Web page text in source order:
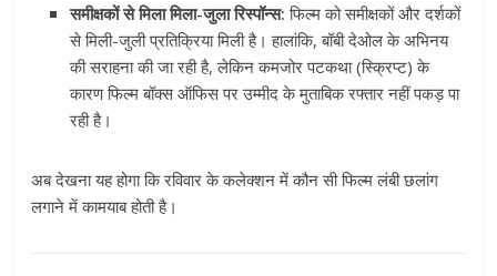
समीक्षकों से मिला मिला-जुला रिस्पॉन्स: फिल्म को समीक्षकों और दर्शकों
से मिली-जुली प्रतिक्रिया मिली है। हालांकि, बॉबी देओल के अभिनय
की सराहना की जा रही है, लेकिन कमजोर पटकथा (स्क्रिप्ट) के
कारण फिल्म बॉक्स ऑफिस पर उम्मीद के मुताबिक रफ्तार नहीं पकड़ पा
रही है।
अब देखना यह होगा कि रविवार के कलेक्शन में कौन सी फिल्म लंबी छलांग
लगाने में कामयाब होती है।